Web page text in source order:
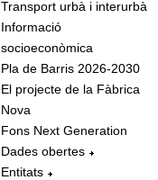
Transport urbà i interurbà
Informació
socioeconòmica
Pla de Barris 2026-2030
El projecte de la Fàbrica
Nova
Fons Next Generation
Dades obertes
Entitats